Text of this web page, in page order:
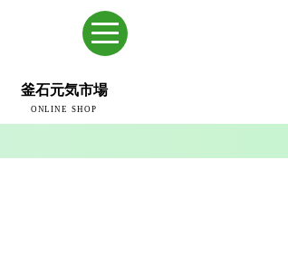
釜石元気市場
ONLINE SHOP